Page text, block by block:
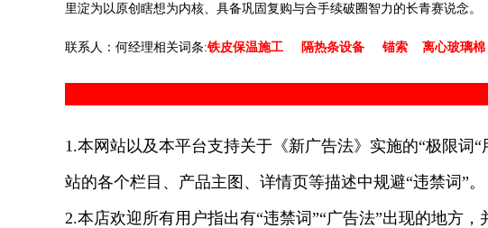
里淀为以原创瞎想为内核、具备巩固复购与合手续破圈智力的长青赛说念。
联系人：何经理相关词条:铁皮保温施工 隔热条设备 锚索 离心玻璃棉
1.本网站以及本平台支持关于《新广告法》实施的“极限词“
站的各个栏目、产品主图、详情页等描述中规避“违禁词”。
2.本店欢迎所有用户指出有“违禁词”“广告法”出现的地方，